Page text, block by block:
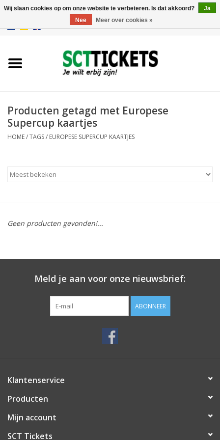
Italie
Producten getagd met Europese
Supercup kaartjes
HOME/TAGS/ EUROPESE SUPERCUP KAARTJES
Geen producten gevonden!...
Meld je aan voor onze nieuwsbrief:
ABONNEER
Klantenservice
Producten
Mijn account
SCT Tickets
Wij slaan cookies op om onze website te verbeteren. Is dat akkoord?
Ja
Nee
Meer over cookies »